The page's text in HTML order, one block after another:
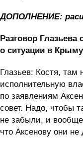
ДОПОЛНЕНИЕ:
Разговор Глазьева
о ситуации в Крыму
Глазьев: Костя,
исполнительную
по заявлениям
совет. Надо, чтобы
не забыли, и
что Аксенову они